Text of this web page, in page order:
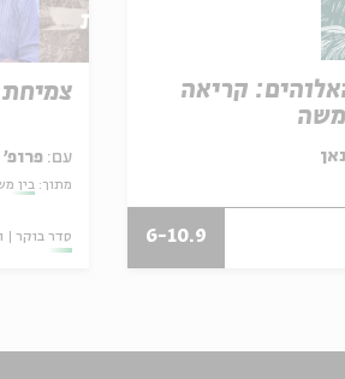
קריאה
6-10.9
צמיחת
עם:
מתוך: בין
סדר בוקר